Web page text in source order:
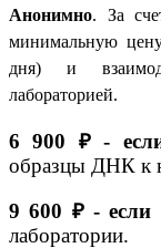
Анонимно. За
минимальную
дня) и
лабораторией.
6 900 ₽ -
образцы ДНК к
9 600 ₽ -
лаборатории.